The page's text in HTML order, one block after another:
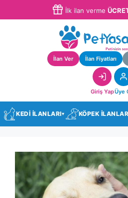
İlk ilan verme
İlan Ver İlan Fiyatları
Giriş YapÜye
KEDİ İLANLARI▾ KÖPEK